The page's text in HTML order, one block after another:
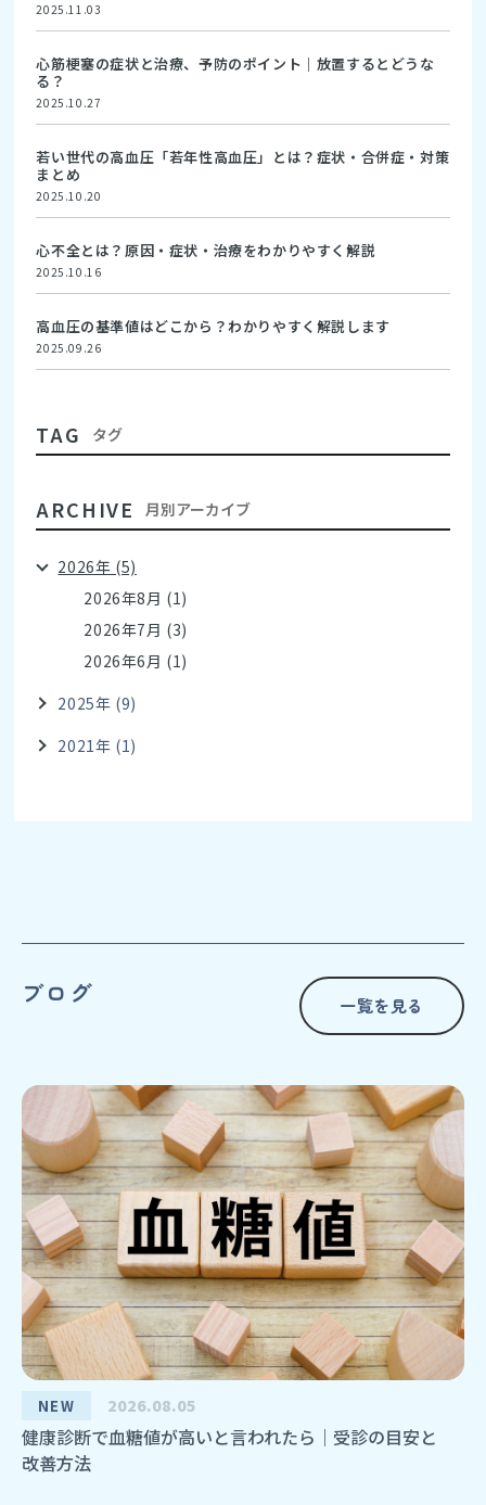
2025.11.03
心筋梗塞の症状と治療、予防のポイント｜放置するとどうな
る？
2025.10.27
若い世代の高血圧「若年性高血圧」とは？症状・合併症・対策
まとめ
2025.10.20
心不全とは？原因・症状・治療をわかりやすく解説
2025.10.16
高血圧の基準値はどこから？わかりやすく解説します
2025.09.26
TAG タグ
ARCHIVE 月別アーカイブ
2026年 (5)
2026年8月 (1)
2026年7月 (3)
2026年6月 (1)
2025年 (9)
2021年 (1)
ブログ 一覧を見る
NEW 2026.08.05
健康診断で血糖値が高いと言われたら｜受診の目安と
改善方法